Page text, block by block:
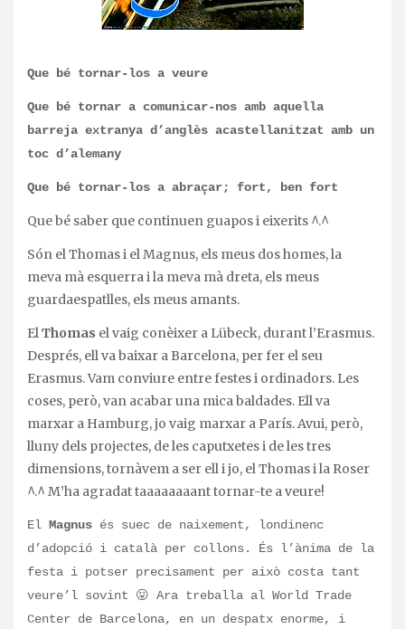
Que bé tornar-los a veure
Que bé tornar a comunicar-nos amb aquella
barreja extranya d’anglès acastellanitzat amb un
toc d’alemany
Que bé tornar-los a abraçar; fort, ben fort
Que bé saber que continuen guapos i eixerits ^.^
Són el Thomas i el Magnus, els meus dos homes, la
meva mà esquerra i la meva mà dreta, els meus
guardaespatlles, els meus amants.
ElThomas el vaig conèixer a Lübeck, durant l’Erasmus.
Després, ell va baixar a Barcelona, per fer el seu
Erasmus. Vam conviure entre festes i ordinadors. Les
coses, però, van acabar una mica baldades. Ell va
marxar a Hamburg, jo vaig marxar a París. Avui, però,
lluny dels projectes, de les caputxetes i de les tres
dimensions, tornàvem a ser ell i jo, el Thomas i la Roser
^.^ M’ha agradat taaaaaaaant tornar-te a veure!
El Magnus és suec de naixement, londinenc
d’adopció i català per collons. És l’ànima de la
festa i potser precisament per això costa tant
veure’l sovint 😛 Ara treballa al World Trade
Center de Barcelona, en un despatx enorme, i